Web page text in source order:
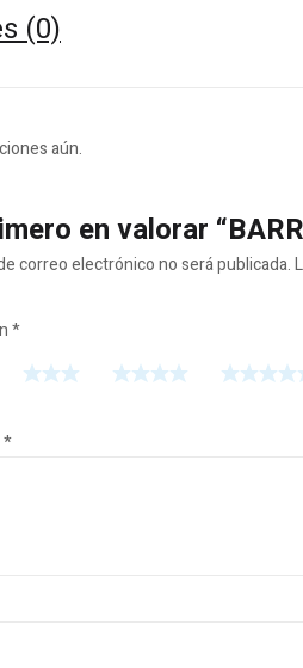
(0)
aún.
en valorar
correo electrónico no será publicada.
*
*